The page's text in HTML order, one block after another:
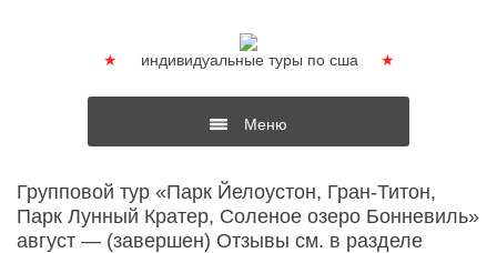
★ индивидуальные туры по сша ★
Меню
Групповой тур «Парк Йелоустон, Гран-Титон,
Парк Лунный Кратер, Соленое озеро Бонневиль»
август — (завершен) Отзывы см. в разделе